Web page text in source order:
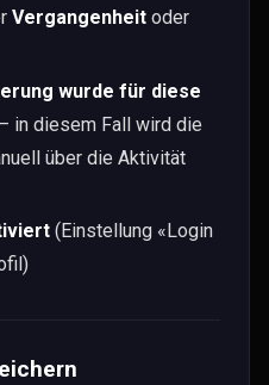
Vergangenheit oder
wurde für diese
– in diesem Fall wird die
über die Aktivität
(Einstellung «Login